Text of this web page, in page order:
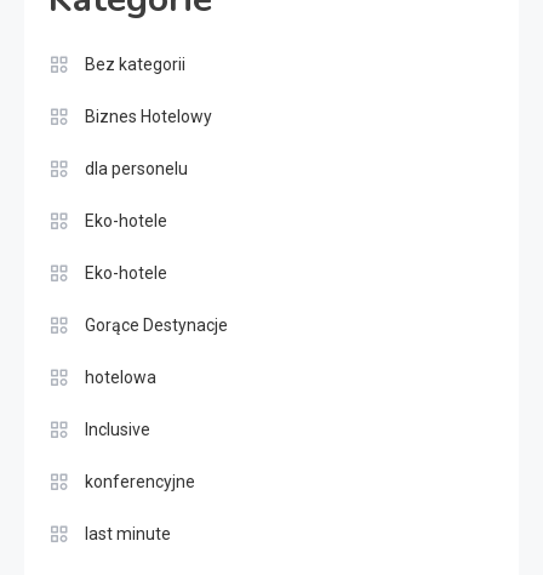
Bez kategorii
Biznes Hotelowy
dla personelu
Eko-hotele
Eko-hotele
Gorące Destynacje
hotelowa
Inclusive
konferencyjne
last minute